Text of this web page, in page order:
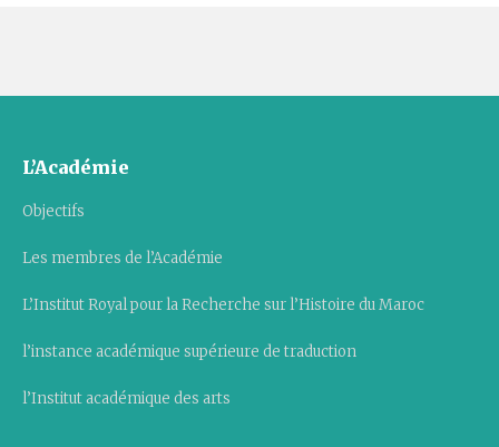
L’Académie
Objectifs
Les membres de l’Académie
L’Institut Royal pour la Recherche sur l’Histoire du Maroc
l’instance académique supérieure de traduction
l’Institut académique des arts